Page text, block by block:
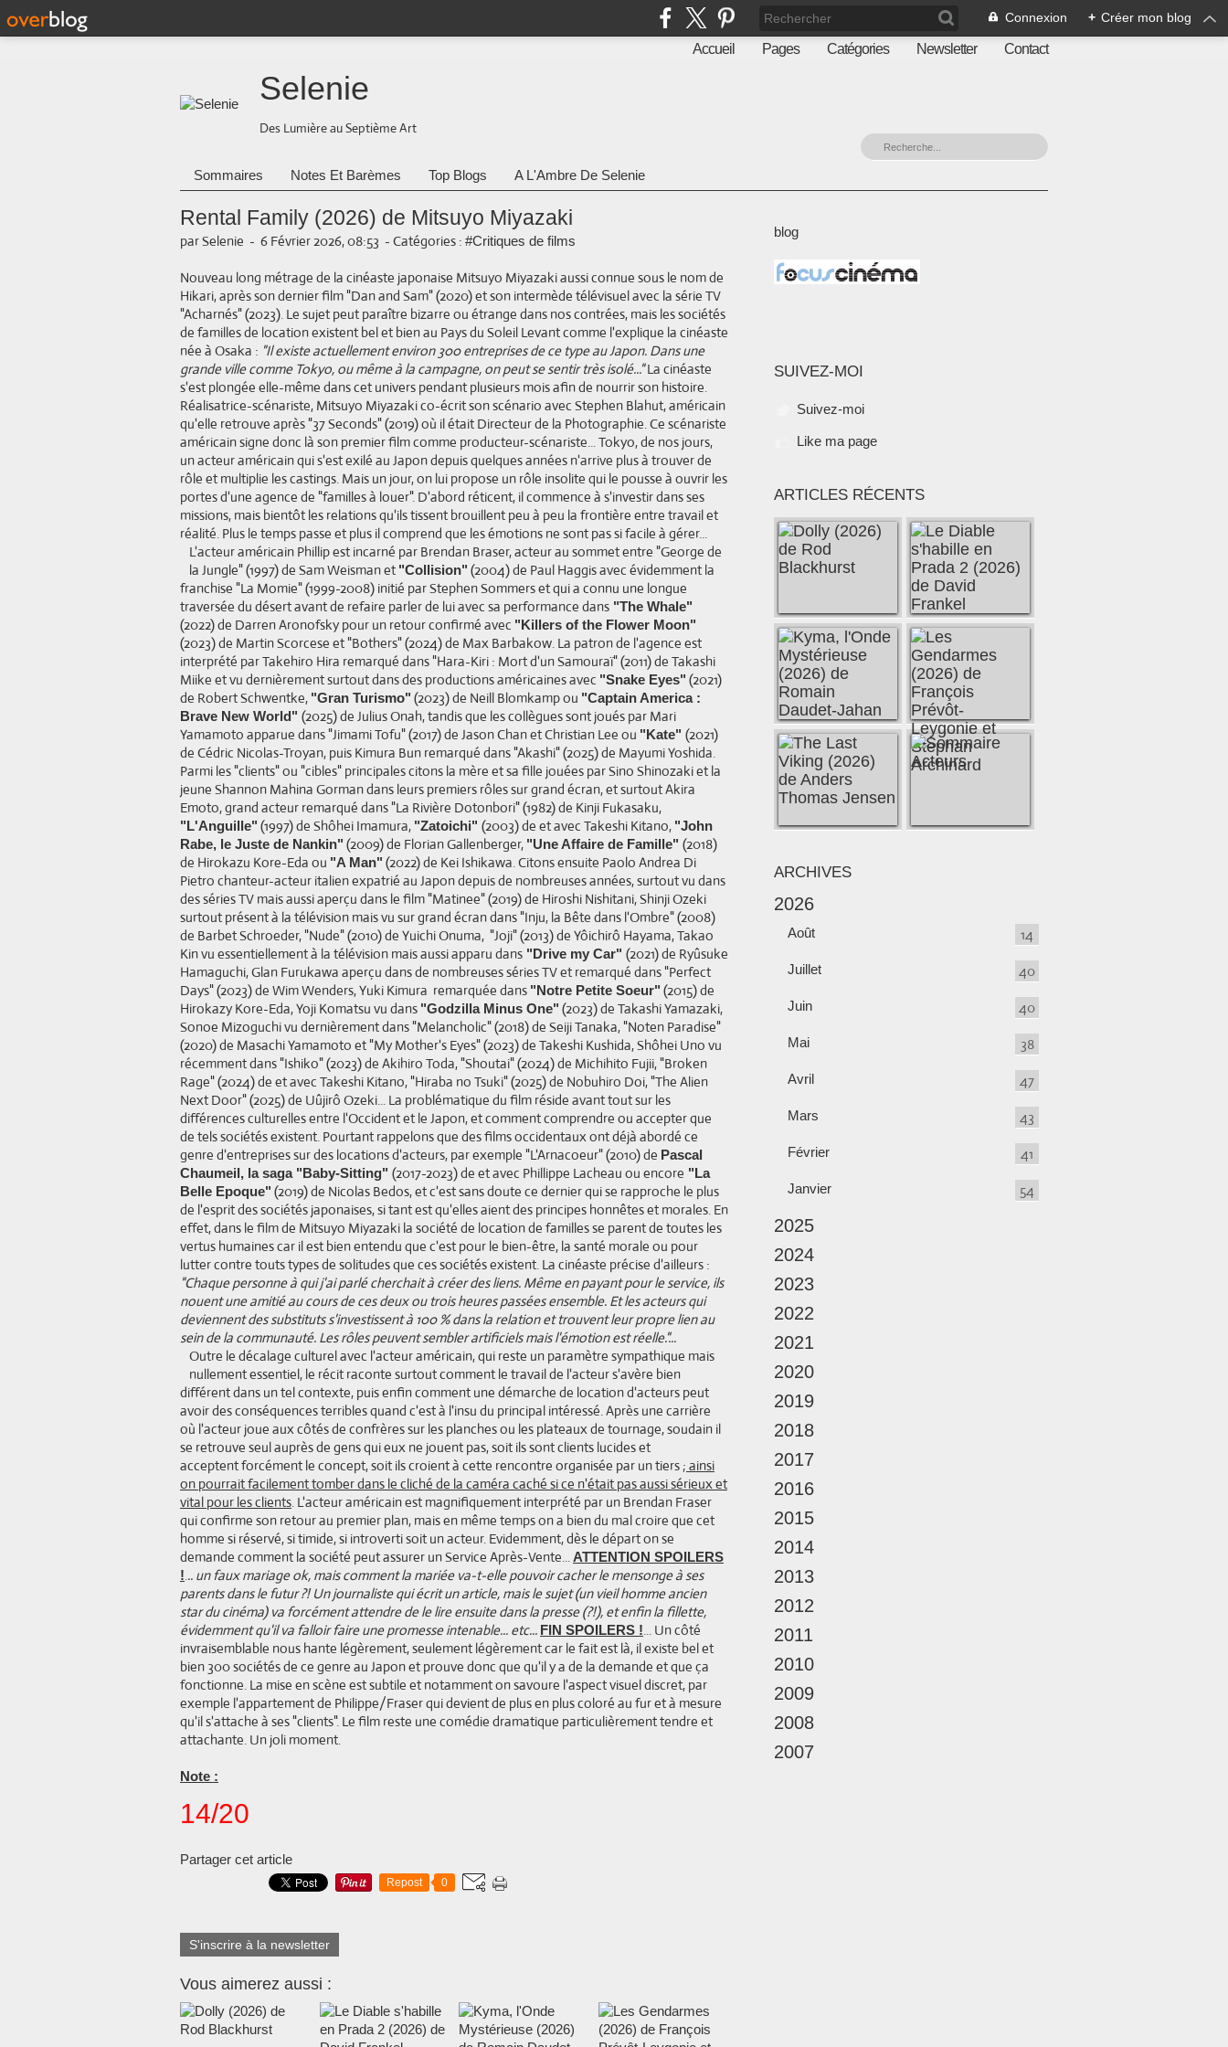
Connexion + Créer mon blog
Accueil Pages Catégories Newsletter Contact
Selenie
Des Lumière au Septième Art
Sommaires Notes Et Barèmes Top Blogs A L'Ambre De Selenie
Rental Family (2026) de Mitsuyo Miyazaki
par Selenie - 6 Février 2026, 08:53 - Catégories : #Critiques de films
Nouveau long métrage de la cinéaste japonaise Mitsuyo Miyazaki aussi connue sous le nom de
Hikari, après son dernier film "Dan and Sam" (2020) et son intermède télévisuel avec la série TV
"Acharnés" (2023). Le sujet peut paraître bizarre ou étrange dans nos contrées, mais les sociétés
de familles de location existent bel et bien au Pays du Soleil Levant comme l'explique la cinéaste
née à Osaka : "Il existe actuellement environ 300 entreprises de ce type au Japon. Dans une
grande ville comme Tokyo, ou même à la campagne, on peut se sentir très isolé..."La cinéaste
s'est plongée elle-même dans cet univers pendant plusieurs mois afin de nourrir son histoire.
Réalisatrice-scénariste, Mitsuyo Miyazaki co-écrit son scénario avec Stephen Blahut, américain
qu'elle retrouve après "37 Seconds" (2019) où il était Directeur de la Photographie. Ce scénariste
américain signe donc là son premier film comme producteur-scénariste... Tokyo, de nos jours,
un acteur américain qui s'est exilé au Japon depuis quelques années n'arrive plus à trouver de
rôle et multiplie les castings. Mais un jour, on lui propose un rôle insolite qui le pousse à ouvrir les
portes d'une agence de "familles à louer". D'abord réticent, il commence à s'investir dans ses
missions, mais bientôt les relations qu'ils tissent brouillent peu à peu la frontière entre travail et
réalité. Plus le temps passe et plus il comprend que les émotions ne sont pas si facile à gérer...
L'acteur américain Phillip est incarné par Brendan Braser, acteur au sommet entre "George de
la Jungle" (1997) de Sam Weisman et "Collision" (2004) de Paul Haggis avec évidemment la
franchise "La Momie" (1999-2008) initié par Stephen Sommers et qui a connu une longue
traversée du désert avant de refaire parler de lui avec sa performance dans "The Whale"
(2022) de Darren Aronofsky pour un retour confirmé avec "Killers of the Flower Moon"
(2023) de Martin Scorcese et "Bothers" (2024) de Max Barbakow. La patron de l'agence est
interprété par Takehiro Hira remarqué dans "Hara-Kiri : Mort d'un Samouraï" (2011) de Takashi
Miike et vu dernièrement surtout dans des productions américaines avec "Snake Eyes" (2021)
de Robert Schwentke, "Gran Turismo" (2023) de Neill Blomkamp ou "Captain America :
Brave New World" (2025) de Julius Onah, tandis que les collègues sont joués par Mari
Yamamoto apparue dans "Jimami Tofu" (2017) de Jason Chan et Christian Lee ou "Kate" (2021)
de Cédric Nicolas-Troyan, puis Kimura Bun remarqué dans "Akashi" (2025) de Mayumi Yoshida.
Parmi les "clients" ou "cibles" principales citons la mère et sa fille jouées par Sino Shinozaki et la
jeune Shannon Mahina Gorman dans leurs premiers rôles sur grand écran, et surtout Akira
Emoto, grand acteur remarqué dans "La Rivière Dotonbori" (1982) de Kinji Fukasaku,
"L'Anguille" (1997) de Shôhei Imamura, "Zatoichi" (2003) de et avec Takeshi Kitano, "John
Rabe, le Juste de Nankin" (2009) de Florian Gallenberger, "Une Affaire de Famille" (2018)
de Hirokazu Kore-Eda ou "A Man" (2022) de Kei Ishikawa. Citons ensuite Paolo Andrea Di
Pietro chanteur-acteur italien expatrié au Japon depuis de nombreuses années, surtout vu dans
des séries TV mais aussi aperçu dans le film "Matinee" (2019) de Hiroshi Nishitani, Shinji Ozeki
surtout présent à la télévision mais vu sur grand écran dans "Inju, la Bête dans l'Ombre" (2008)
de Barbet Schroeder, "Nude" (2010) de Yuichi Onuma, "Joji" (2013) de Yôichirô Hayama, Takao
Kin vu essentiellement à la télévision mais aussi apparu dans "Drive my Car" (2021) de Ryûsuke
Hamaguchi, Glan Furukawa aperçu dans de nombreuses séries TV et remarqué dans "Perfect
Days" (2023) de Wim Wenders, Yuki Kimura remarquée dans "Notre Petite Soeur" (2015) de
Hirokazy Kore-Eda, Yoji Komatsu vu dans "Godzilla Minus One" (2023) de Takashi Yamazaki,
Sonoe Mizoguchi vu dernièrement dans "Melancholic" (2018) de Seiji Tanaka, "Noten Paradise"
(2020) de Masachi Yamamoto et "My Mother's Eyes" (2023) de Takeshi Kushida, Shôhei Uno vu
récemment dans "Ishiko" (2023) de Akihiro Toda, "Shoutai" (2024) de Michihito Fujii, "Broken
Rage" (2024) de et avec Takeshi Kitano, "Hiraba no Tsuki" (2025) de Nobuhiro Doi, "The Alien
Next Door" (2025) de Uûjirô Ozeki... La problématique du film réside avant tout sur les
différences culturelles entre l'Occident et le Japon, et comment comprendre ou accepter que
de tels sociétés existent. Pourtant rappelons que des films occidentaux ont déjà abordé ce
genre d'entreprises sur des locations d'acteurs, par exemple "L'Arnacoeur" (2010) de Pascal
Chaumeil, la saga "Baby-Sitting" (2017-2023) de et avec Phillippe Lacheau ou encore "La
Belle Epoque" (2019) de Nicolas Bedos, et c'est sans doute ce dernier qui se rapproche le plus
de l'esprit des sociétés japonaises, si tant est qu'elles aient des principes honnêtes et morales. En
effet, dans le film de Mitsuyo Miyazaki la société de location de familles se parent de toutes les
vertus humaines car il est bien entendu que c'est pour le bien-être, la santé morale ou pour
lutter contre touts types de solitudes que ces sociétés existent. La cinéaste précise d'ailleurs :
"Chaque personne à qui j'ai parlé cherchait à créer des liens. Même en payant pour le service, ils
nouent une amitié au cours de ces deux ou trois heures passées ensemble. Et les acteurs qui
deviennent des substituts s'investissent à 100 % dans la relation et trouvent leur propre lien au
sein de la communauté. Les rôles peuvent sembler artificiels mais l'émotion est réelle."...
Outre le décalage culturel avec l'acteur américain, qui reste un paramètre sympathique mais
nullement essentiel, le récit raconte surtout comment le travail de l'acteur s'avère bien
différent dans un tel contexte, puis enfin comment une démarche de location d'acteurs peut
avoir des conséquences terribles quand c'est à l'insu du principal intéressé. Après une carrière
où l'acteur joue aux côtés de confrères sur les planches ou les plateaux de tournage, soudain il
se retrouve seul auprès de gens qui eux ne jouent pas, soit ils sont clients lucides et
acceptent forcément le concept, soit ils croient à cette rencontre organisée par un tiers ; ainsi
on pourrait facilement tomber dans le cliché de la caméra caché si ce n'était pas aussi sérieux et
vital pour les clients. L'acteur américain est magnifiquement interprété par un Brendan Fraser
qui confirme son retour au premier plan, mais en même temps on a bien du mal croire que cet
homme si réservé, si timide, si introverti soit un acteur. Evidemment, dès le départ on se
demande comment la société peut assurer un Service Après-Vente... ATTENTION SPOILERS
!... un faux mariage ok, mais comment la mariée va-t-elle pouvoir cacher le mensonge à ses
parents dans le futur ?! Un journaliste qui écrit un article, mais le sujet (un vieil homme ancien
star du cinéma) va forcément attendre de le lire ensuite dans la presse (?!), et enfin la fillette,
évidemment qu'il va falloir faire une promesse intenable... etc... FIN SPOILERS !... Un côté
invraisemblable nous hante légèrement, seulement légèrement car le fait est là, il existe bel et
bien 300 sociétés de ce genre au Japon et prouve donc que qu'il y a de la demande et que ça
fonctionne. La mise en scène est subtile et notamment on savoure l'aspect visuel discret, par
exemple l'appartement de Philippe/Fraser qui devient de plus en plus coloré au fur et à mesure
qu'il s'attache à ses "clients". Le film reste une comédie dramatique particulièrement tendre et
attachante. Un joli moment.
Note :
14/20
Partager cet article
Repost 0
S'inscrire à la newsletter
Vous aimerez aussi :
blog
SUIVEZ-MOI
Suivez-moi
Like ma page
ARTICLES RÉCENTS
ARCHIVES
2026
Août 14
Juillet 40
Juin 40
Mai 38
Avril 47
Mars 43
Février 41
Janvier 54
2025
2024
2023
2022
2021
2020
2019
2018
2017
2016
2015
2014
2013
2012
2011
2010
2009
2008
2007